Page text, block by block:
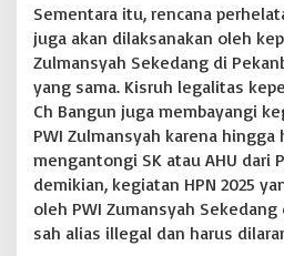
Sementara itu, rencana
juga akan dilaksanakan oleh
Zulmansyah Sekedang di
yang sama. Kisruh legalitas
Ch Bangun juga membayangi
PWI Zulmansyah karena
mengantongi SK atau AHU dari
demikian, kegiatan HPN 2025
oleh PWI Zumansyah
sah alias illegal dan harus